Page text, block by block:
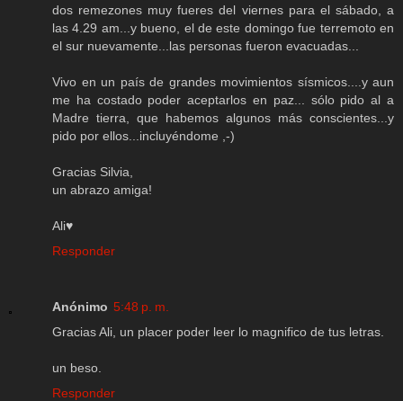
dos remezones muy fueres del viernes para el sábado, a
las 4.29 am...y bueno, el de este domingo fue terremoto en
el sur nuevamente...las personas fueron evacuadas...
Vivo en un país de grandes movimientos sísmicos....y aun
me ha costado poder aceptarlos en paz... sólo pido al a
Madre tierra, que habemos algunos más conscientes...y
pido por ellos...incluyéndome ,-)
Gracias Silvia,
un abrazo amiga!
Ali♥
Responder
Anónimo 5:48 p. m.
Gracias Ali, un placer poder leer lo magnifico de tus letras.
un beso.
Responder